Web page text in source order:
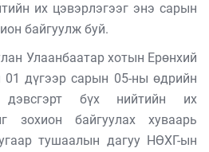
их цэвэрлэгээг энэ сарын
байгуулж буй.
Улаанбаатар хотын Ерөнхий
дүгээр сарын 05-ны өдрийн
дэвсгэрт бүх нийтийн их
зохион байгуулах хуваарь
тушаалын дагуу НӨХГ-ын